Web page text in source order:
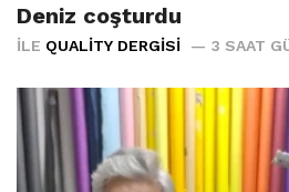
Deniz coşturdu
İLE QUALITY DERGISI 3 SAAT